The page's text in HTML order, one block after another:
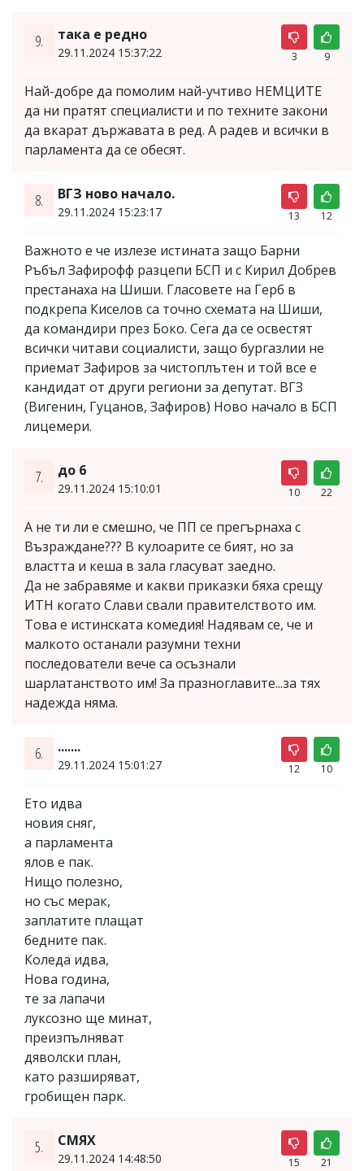
9. така е редно
29.11.2024 15:37:22 3 9
Най-добре да помолим най-учтиво НЕМЦИТЕ
да ни пратят специалисти и по техните закони
да вкарат държавата в ред. А радев и всички в
парламента да се обесят.
8. ВГЗ ново начало.
29.11.2024 15:23:17 13 12
Важното е че излезе истината защо Барни
Ръбъл Зафирофф разцепи БСП и с Кирил Добрев
престанаха на Шиши. Гласовете на Герб в
подкрепа Киселов са точно схемата на Шиши,
да командири през Боко. Сега да се освестят
всички читави социалисти, защо бургазлии не
приемат Зафиров за чистоплътен и той все е
кандидат от други региони за депутат. ВГЗ
(Вигенин, Гуцанов, Зафиров) Ново начало в БСП
лицемери.
7. до 6
29.11.2024 15:10:01 10 22
А не ти ли е смешно, че ПП се прегърнаха с
Възраждане??? В кулоарите се бият, но за
властта и кеша в зала гласуват заедно.
Да не забравяме и какви приказки бяха срещу
ИТН когато Слави свали правителството им.
Това е истинската комедия! Надявам се, че и
малкото останали разумни техни
последователи вече са осъзнали
шарлатанството им! За празноглавите...за тях
надежда няма.
6. .......
29.11.2024 15:01:27 12 10
Ето идва
новия сняг,
а парламента
ялов е пак.
Нищо полезно,
но със мерак,
заплатите плащат
бедните пак.
Коледа идва,
Нова година,
те за лaпачи
луксозно ще минат,
преизпълняват
дяволски план,
като разширяват,
гробищен парк.
5. СМЯХ
29.11.2024 14:48:50 15 21